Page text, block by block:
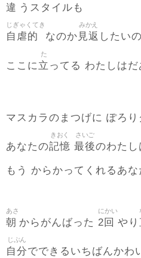
違 うスタイルも
自虐的
じぎゃくてき
なのか 見返
みかえ
したい
ここに立
た
ってる わたしはだ
マスカラのまつげに ぽろり
あなたの記憶
きおく
最後
さいご
のわた
もう からかってくれるあ
朝
あさ
からがんばった 2回
にかい
やり
自分
じぶん
でできるいちばんかわ